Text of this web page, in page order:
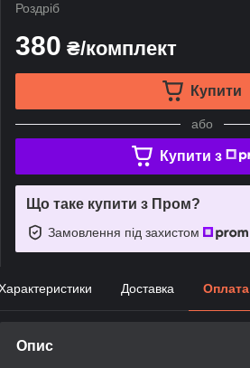
Роздріб
380 ₴/комплект
Купити
або
Купити з
Що таке купити з Пром?
Замовлення під захистом
Доставка Оплата
Опис